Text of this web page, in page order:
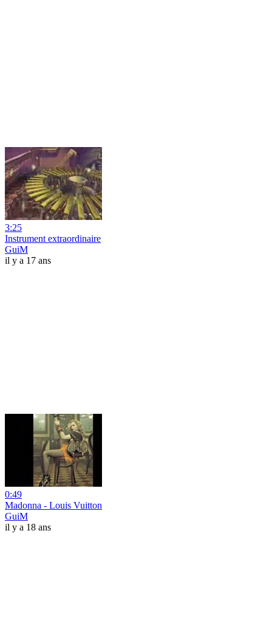
3:25
Instrument extraordinaire
GuiM
il y a 17 ans
0:49
Madonna - Louis Vuitton
GuiM
il y a 18 ans